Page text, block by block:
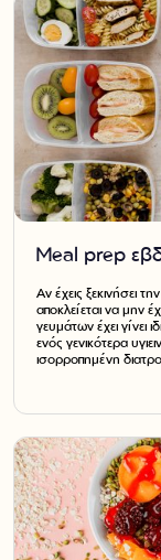
Meal prep
Αν έχεις ξεκινήσει
αποκλείεται να μην
γευμάτων έχει γίνει
ενός γενικότερα
ισορροπημένη